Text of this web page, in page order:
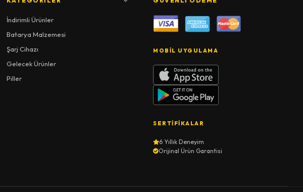
İndirimli Ürünler
Batarya Malzemesi
Şarj Cihazı
Gelecek Ürünler
Piller
MOBIL UYGULAMA
SERTIFIKALAR
6 Yıllık Deneyim
Orijinal Ürün Garantisi